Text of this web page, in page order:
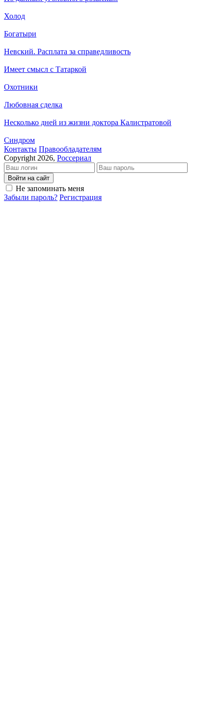
Холод
Богатыри
Невский. Расплата за справедливость
Имеет смысл с Татаркой
Охотники
Любовная сделка
Несколько дней из жизни доктора Калистратовой
Синдром
Кон­так­ты Пра­во­об­ла­да­те­лям
Copyright 2026, Россериал
Войти на сайт
Не запоминать меня
Забыли пароль? Регистрация